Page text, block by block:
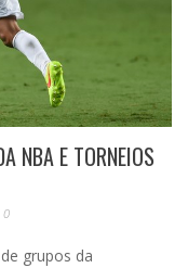
NBA E TORNEIOS
0
grupos da